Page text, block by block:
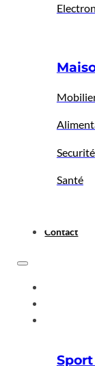
Securité
Santé
Contact